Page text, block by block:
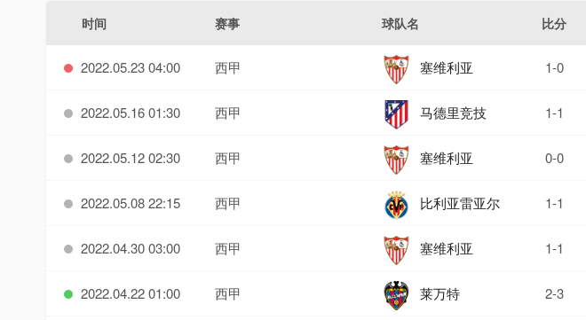
时间 赛事 球队名 比分
2022.05.23 04:00 西甲 塞维利亚 1-0
2022.05.16 01:30 西甲 马德里竞技 1-1
2022.05.12 02:30 西甲 塞维利亚 0-0
2022.05.08 22:15 西甲 比利亚雷亚尔 1-1
2022.04.30 03:00 西甲 塞维利亚 1-1
2022.04.22 01:00 西甲 莱万特 2-3